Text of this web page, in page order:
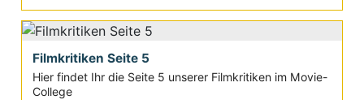
Filmkritiken Seite 5
Hier findet Ihr die Seite 5 unserer Filmkritiken im Movie-
College